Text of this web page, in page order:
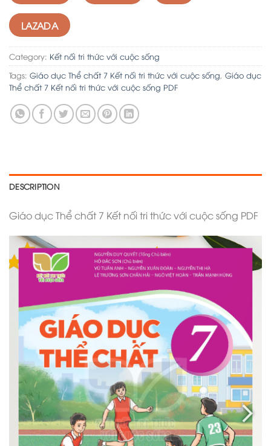
LAZADA
Category: Kết nối tri thức với cuộc sống
Tags: Giáo dục Thể chất 7 Kết nối tri thức với cuộc sống, Giáo dục
Thể chất 7 Kết nối tri thức với cuộc sống PDF
DESCRIPTION
Giáo dục Thể chất 7 Kết nối tri thức với cuộc sống PDF